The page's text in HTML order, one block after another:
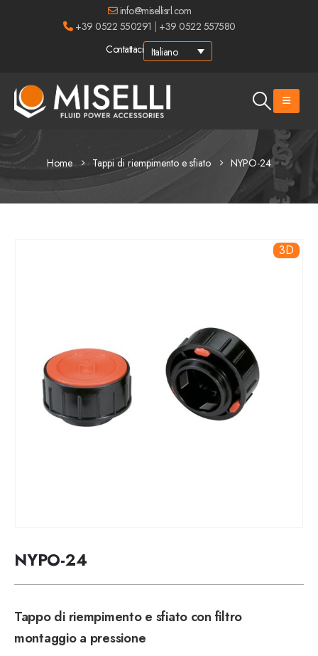
info@misellisrl.com
+39 0522 550291
+39 0522 557580
Contattaci Italiano
Home Tappi di riempimento e sfiato NYPO-24
3D
NYPO-24
Tappo di riempimento e sfiato con filtro
montaggio a pressione